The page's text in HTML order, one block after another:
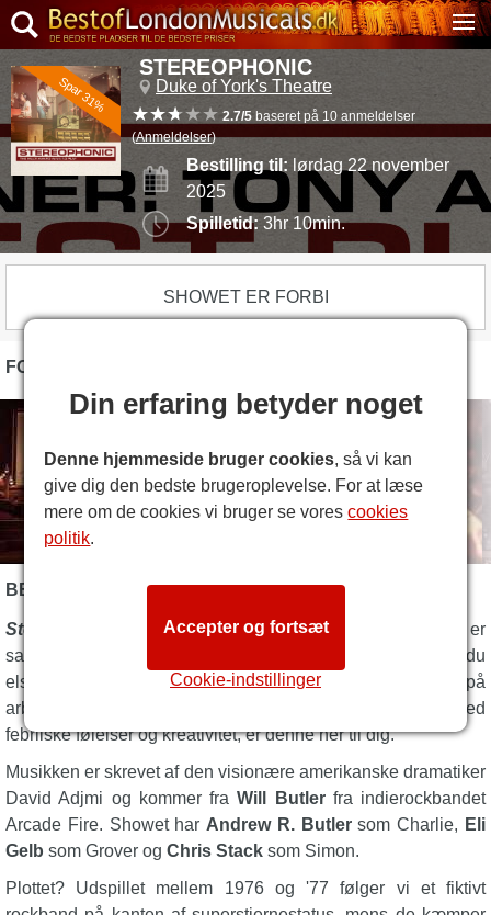
Spar 31%
STEREOPHONIC
Duke of York's Theatre
2.7/5 baseret på 10 anmeldelser
(Anmeldelser)
Bestilling til: lørdag 22 november
2025
Spilletid: 3hr 10min.
SHOWET ER FORBI
FOTOS
BESKRIVELSE AF STEREOPHONIC
Stereophonic
er allerede lidt af en legende. London-løbet er
sat til at forsegle sit ry som et internationalt fænomen. Hvis du
elsker rock, få et kick ud af at se fantastiske musikere på
arbejde og kan lide en virkelig kraftfuld historie spækket med
febrilske følelser og kreativitet, er denne her til dig.
Musikken er skrevet af den visionære amerikanske dramatiker
David Adjmi og kommer fraWill Butlerfra indierockbandet
Arcade Fire. Showet har Andrew R. Butlersom Charlie, Eli
Gelb som Grover og Chris Stack som Simon.
Plottet? Udspillet mellem 1976 og '77 følger vi et fiktivt
Din erfaring betyder noget
Denne hjemmeside bruger cookies, så vi kan
give dig den bedste brugeroplevelse. For at læse
mere om de cookies vi bruger se vorescookies
politik.
Cookie-indstillinger
Accepter og fortsæt